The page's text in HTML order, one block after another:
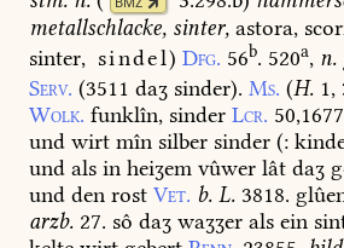
metallschlacke, sinter, astora,
sinter, sindel) Dfg. 56b. 520a, n.
Serv. (3511 daʒ sinder). Ms. (H. 1,
Wolk. funklîn, sinder Lcr.
und wirt mîn silber sinder (:
und als in heiʒem vûwer lât daʒ
und den rost Vet. b. L. 3818.
arzb. 27. sô daʒ waʒʒer als ein